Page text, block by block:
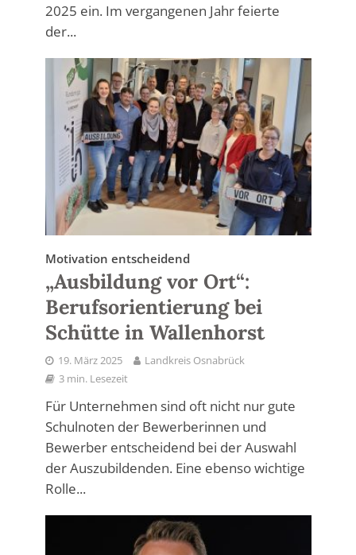
2025 ein. Im vergangenen Jahr feierte
der...
Motivation entscheidend
„Ausbildung vor Ort“:
Berufsorientierung bei
Schütte in Wallenhorst
19. März 2025
Landkreis Osnabrück
3 min. Lesezeit
Für Unternehmen sind oft nicht nur gute
Schulnoten der Bewerberinnen und
Bewerber entscheidend bei der Auswahl
der Auszubildenden. Eine ebenso wichtige
Rolle...